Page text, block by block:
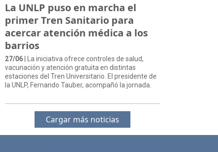
La UNLP puso en marcha el
primer Tren Sanitario para
acercar atención médica a los
barrios
27/06 | La iniciativa ofrece controles de salud,
vacunación y atención gratuita en distintas
estaciones del Tren Universitario. El presidente de
la UNLP, Fernando Tauber, acompañó la jornada.
Cargar más noticias